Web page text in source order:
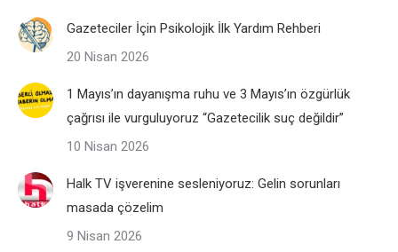
Gazeteciler İçin Psikolojik İlk Yardım Rehberi
20 Nisan 2026
1 Mayıs’ın dayanışma ruhu ve 3 Mayıs’ın özgürlük
çağrısı ile vurguluyoruz “Gazetecilik suç değildir”
10 Nisan 2026
Halk TV işverenine sesleniyoruz: Gelin sorunları
masada çözelim
9 Nisan 2026